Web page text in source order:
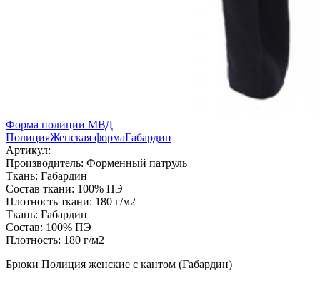
Форма полиции МВД
ПолицияЖенская формаГабардин
Артикул:
Производитель: Форменный патруль
Ткань: Габардин
Состав ткани: 100% ПЭ
Плотность ткани: 180 г/м2
Ткань: Габардин
Состав: 100% ПЭ
Плотность: 180 г/м2
Брюки Полиция женские с кантом (Габардин)